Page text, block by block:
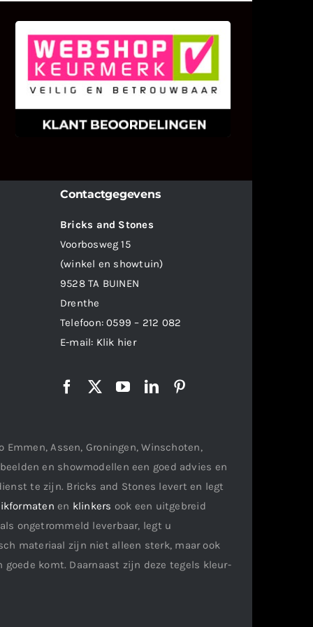
KLANT BEOORDELINGEN
We zijn er zeer op gesteld om te
weten wat u als klant van ons en
onze diensten vindt.
Contactgegevens
Bricks and Stones
Voorbosweg 15
(winkel en showtuin)
9528 TA BUINEN
Drenthe
Telefoon:0599 – 212 082
E-mail: Klik hier
Assen, Groningen, Winschoten,
en showmodellen een goed advies en
te zijn. Bricks and Stones levert en legt
en klinkers ook een uitgebreid
ongetrommeld leverbaar, legt u
materiaal zijn niet alleen sterk, maar ook
komt. Daarnaast zijn deze tegels kleur-